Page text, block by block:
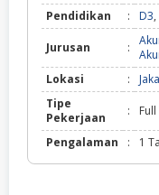
Pendidikan : D3,
Jurusan :
Lokasi
:
Tipe
Pekerjaan
:
Pengalaman : 1